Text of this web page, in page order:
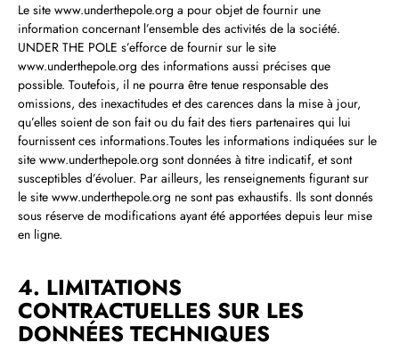
Le site www.underthepole.org a pour objet de fournir une
information concernant l’ensemble des activités de la société.
UNDER THE POLE s’efforce de fournir sur le site
www.underthepole.org des informations aussi précises que
possible. Toutefois, il ne pourra être tenue responsable des
omissions, des inexactitudes et des carences dans la mise à jour,
qu’elles soient de son fait ou du fait des tiers partenaires qui lui
fournissent ces informations.Toutes les informations indiquées sur le
site www.underthepole.org sont données à titre indicatif, et sont
susceptibles d’évoluer. Par ailleurs, les renseignements figurant sur
le site www.underthepole.org ne sont pas exhaustifs. Ils sont donnés
sous réserve de modifications ayant été apportées depuis leur mise
en ligne.
4. LIMITATIONS
CONTRACTUELLES SUR LES
DONNÉES TECHNIQUES